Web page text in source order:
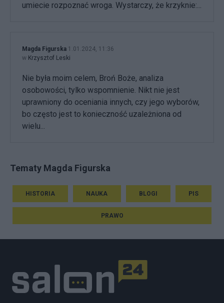
umiecie rozpoznać wroga. Wystarczy, że krzyknie:...
Magda Figurska 1.01.2024, 11:36
w Krzysztof Leski
Nie była moim celem, Broń Boże, analiza
osobowości, tylko wspomnienie. Nikt nie jest
uprawniony do oceniania innych, czy jego wyborów,
bo często jest to konieczność uzależniona od
wielu...
Tematy Magda Figurska
HISTORIA NAUKA BLOGI PIS
PRAWO